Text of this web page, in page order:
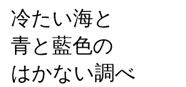
冷たい海と
青と藍色の
はかない調べ